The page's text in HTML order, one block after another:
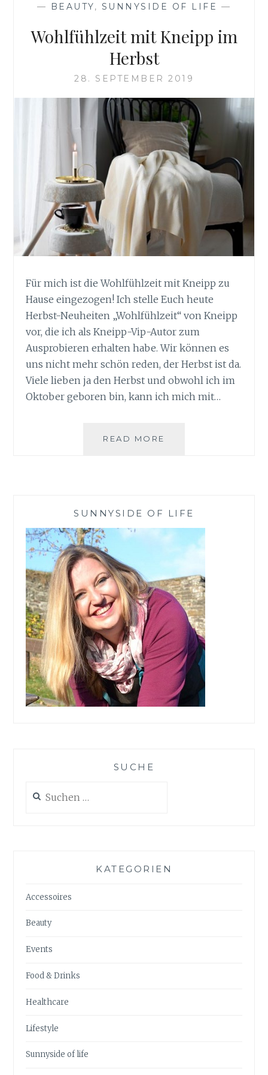
— BEAUTY, SUNNYSIDE OF LIFE —
Wohlfühlzeit mit Kneipp im
Herbst
28. SEPTEMBER 2019
Für mich ist die Wohlfühlzeit mit Kneipp zu
Hause eingezogen! Ich stelle Euch heute
Herbst-Neuheiten „Wohlfühlzeit“ von Kneipp
vor, die ich als Kneipp-Vip-Autor zum
Ausprobieren erhalten habe. Wir können es
uns nicht mehr schön reden, der Herbst ist da.
Viele lieben ja den Herbst und obwohl ich im
Oktober geboren bin, kann ich mich mit…
READ MORE
SUNNYSIDE OF LIFE
SUCHE
nach:
KATEGORIEN
Accessoires
Beauty
Events
Food & Drinks
Healthcare
Lifestyle
Sunnyside of life